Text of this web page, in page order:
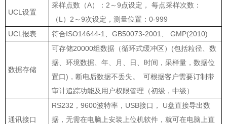
UCL设置
采样点数（A）：2～9点设定， 每点采样次数：
（L）2～9次设定，测量位置：0-999
UCL报表
符合ISO14644-1、GB50073-2001、 GMP(2010)
数据存储
可存储20000组数据（循环式缓冲区）(包括粒径、数
据、环境数据、年、月、日、时间，采样量，数据位
置口)，断电后数据不丢失。 可根据客户需要订制带
审计追踪功能及用户权限管理（初级，中级）
通讯接口
RS232，9600波特率，USB接口， U盘直接导出数
据，无需在电脑上安装上位机软件，就可在电脑上直